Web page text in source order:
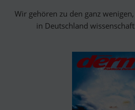
Wir gehören zu den ganz
in Deutschland